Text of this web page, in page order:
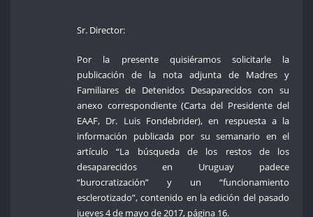
Sr. Director:
Por la presente quisiéramos solicitarle la
publicación de la nota adjunta de Madres y
Familiares de Detenidos Desaparecidos con su
anexo correspondiente (Carta del Presidente del
EAAF, Dr. Luis Fondebrider), en respuesta a la
información publicada por su semanario en el
artículo “La búsqueda de los restos de los
desaparecidos en Uruguay padece
“burocratización” y un “funcionamiento
esclerotizado”, contenido en la edición del pasado
jueves 4 de mayo de 2017, página 16.